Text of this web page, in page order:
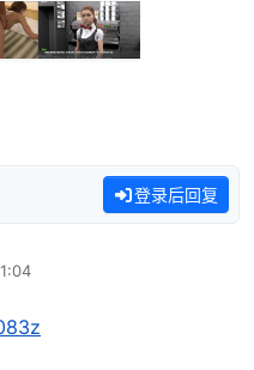
登录后回复